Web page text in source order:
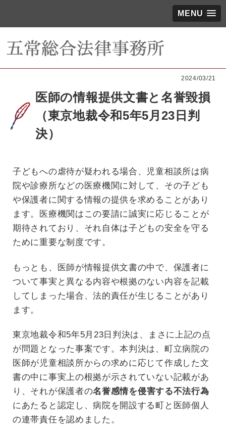
MENU
2024/03/21
医師の情報提供文書と名誉毀損
（東京地裁令和5年5月23日判
決）
子どもへの虐待が疑われる場合、児童相談所は病
院や診療所などの医療機関に対して、その子ども
や保護者に関する情報の提供を求めることがあり
ます。医療機関はこの要請に誠実に応じることが
期待されており、それ自体は子どもの安全を守る
ために重要な制度です。
もっとも、医師が情報提供文書の中で、保護者に
ついて事実と異なる内容や根拠のない内容を記載
してしまった場合、法的責任が生じることがあり
ます。
東京地裁令和5年5月23日判決は、まさに上記の点
が問題となった事案です。本判決は、町立病院の
医師が児童相談所からの求めに応じて作成した文
書の中に事実上の根拠が示されていない記載があ
り、それが保護者の名誉感情を侵害する不法行為
にあたると認定し、病院を開設する町と医師個人
の連帯責任を認めました。